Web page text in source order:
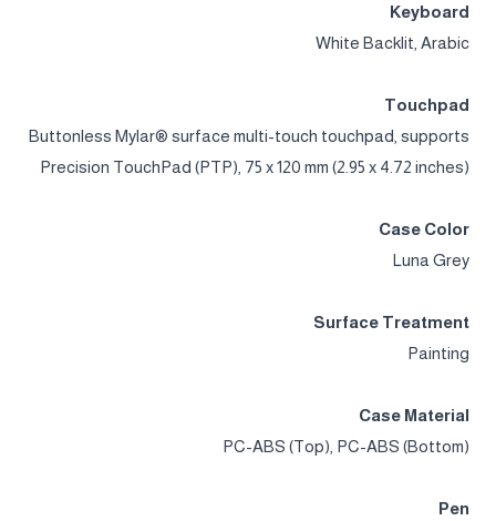
Keyboard
White Backlit, Arabic
Touchpad
Buttonless Mylar® surface multi-touch touchpad, supports
Precision TouchPad (PTP), 75 x 120 mm (2.95 x 4.72 inches)
Case Color
Luna Grey
Surface Treatment
Painting
Case Material
PC-ABS (Top), PC-ABS (Bottom)
Pen